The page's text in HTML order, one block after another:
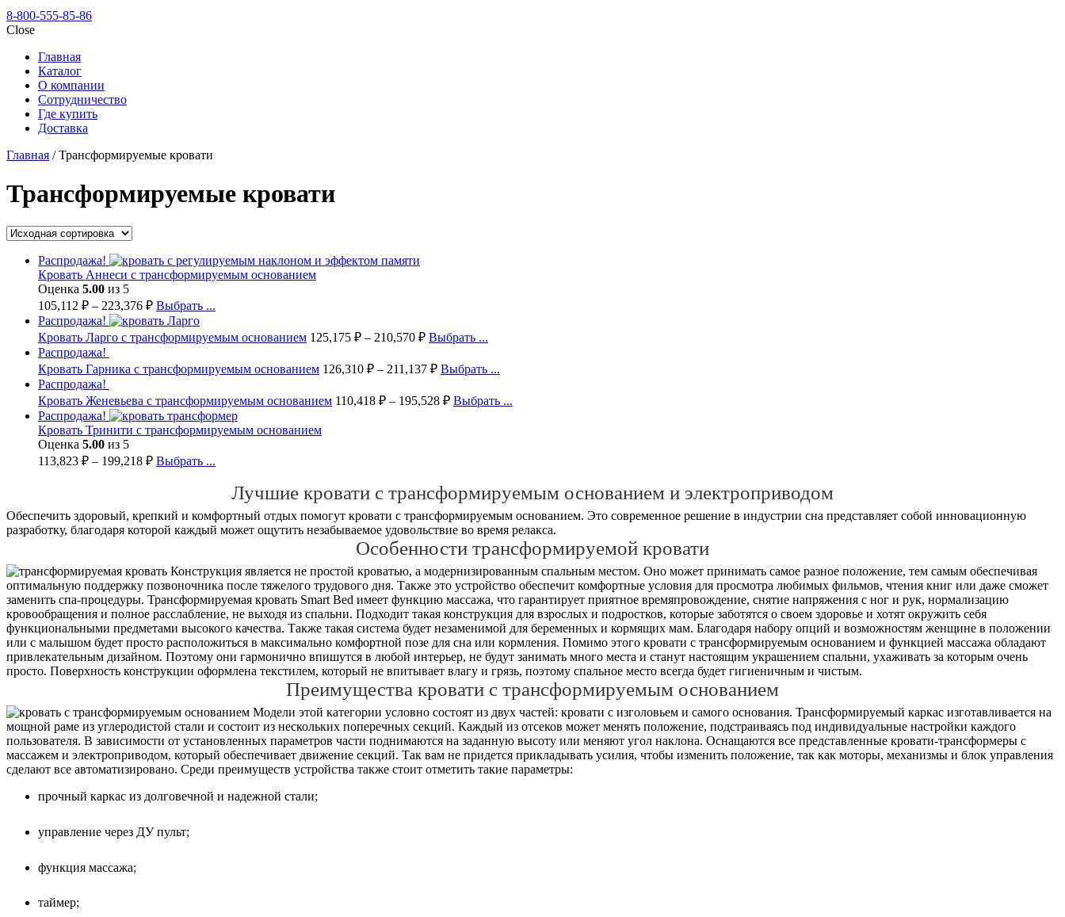
8-800-555-85-86
Close
Главная
Каталог
О компании
Сотрудничество
Где купить
Доставка
Главная / Трансформируемые кровати
Трансформируемые кровати
Распродажа!
Кровать Аннеси с трансформируемым основанием
Оценка 5.00 из 5
105,112 ₽ – 223,376 ₽ Выбрать ...
Распродажа!
Кровать Ларго с трансформируемым основанием 125,175 ₽ – 210,570 ₽ Выбрать ...
Распродажа!
Кровать Гарника с трансформируемым основанием 126,310 ₽ – 211,137 ₽ Выбрать ...
Распродажа!
Кровать Женевьева с трансформируемым основанием 110,418 ₽ – 195,528 ₽ Выбрать ...
Распродажа!
Кровать Тринити с трансформируемым основанием
Оценка 5.00 из 5
113,823 ₽ – 199,218 ₽ Выбрать ...
Лучшие кровати с трансформируемым основанием и электроприводом
Обеспечить здоровый, крепкий и комфортный отдых помогут кровати с трансформируемым основанием. Это современное решение в индустрии сна представляет собой инновационную
разработку, благодаря которой каждый может ощутить незабываемое удовольствие во время релакса.
Особенности трансформируемой кровати
Конструкция является не простой кроватью, а модернизированным спальным местом. Оно может принимать самое разное положение, тем самым обеспечивая
оптимальную поддержку позвоночника после тяжелого трудового дня. Также это устройство обеспечит комфортные условия для просмотра любимых фильмов, чтения книг или даже сможет
заменить спа-процедуры. Трансформируемая кровать Smart Bed имеет функцию массажа, что гарантирует приятное времяпровождение, снятие напряжения с ног и рук, нормализацию
кровообращения и полное расслабление, не выходя из спальни. Подходит такая конструкция для взрослых и подростков, которые заботятся о своем здоровье и хотят окружить себя
функциональными предметами высокого качества. Также такая система будет незаменимой для беременных и кормящих мам. Благодаря набору опций и возможностям женщине в положении
или с малышом будет просто расположиться в максимально комфортной позе для сна или кормления. Помимо этого кровати с трансформируемым основанием и функцией массажа обладают
привлекательным дизайном. Поэтому они гармонично впишутся в любой интерьер, не будут занимать много места и станут настоящим украшением спальни, ухаживать за которым очень
просто. Поверхность конструкции оформлена текстилем, который не впитывает влагу и грязь, поэтому спальное место всегда будет гигиеничным и чистым.
Преимущества кровати с трансформируемым основанием
Модели этой категории условно состоят из двух частей: кровати с изголовьем и самого основания. Трансформируемый каркас изготавливается на
мощной раме из углеродистой стали и состоит из нескольких поперечных секций. Каждый из отсеков может менять положение, подстраиваясь под индивидуальные настройки каждого
пользователя. В зависимости от установленных параметров части поднимаются на заданную высоту или меняют угол наклона. Оснащаются все представленные кровати-трансформеры с
массажем и электроприводом, который обеспечивает движение секций. Так вам не придется прикладывать усилия, чтобы изменить положение, так как моторы, механизмы и блок управления
сделают все автоматизировано. Среди преимуществ устройства также стоит отметить такие параметры:
прочный каркас из долговечной и надежной стали;
управление через ДУ пульт;
функция массажа;
таймер;